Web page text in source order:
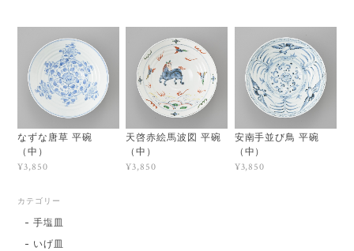
なずな唐草 平碗
（中）
¥3,850
天啓赤絵馬波図 平碗
（中）
¥3,850
安南手並び鳥 平碗
（中）
¥3,850
カテゴリー
手塩皿
いげ皿